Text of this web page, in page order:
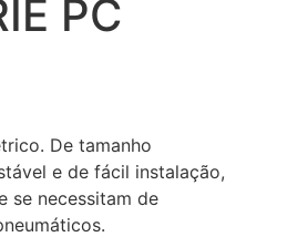
PC
De tamanho
e de fácil instalação,
se necessitam de